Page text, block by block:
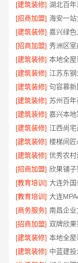
[建筑装修]
[招商加盟]
[建筑装修] 嘉兴绿
[招商加盟]
[建筑装修]
[建筑装修] 江苏东
[建筑装修]
[建筑装修]
[建筑装修]
[建筑装修]
[建筑装修] 楼梯间
[建筑装修] 优秀农
[招商加盟] 欣果铺
[教育培训] 大连外
[教育培训]
[商务服务] 南昌企
[招商加盟] 双牌欣
[建筑装修]
[建筑装修]